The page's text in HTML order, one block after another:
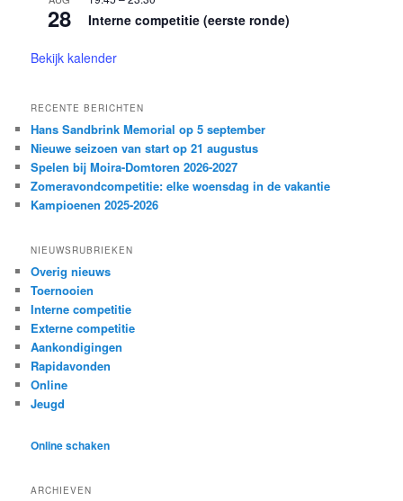
28 Interne competitie (eerste ronde)
Bekijk kalender
RECENTE BERICHTEN
Hans Sandbrink Memorial op 5 september
Nieuwe seizoen van start op 21 augustus
Spelen bij Moira-Domtoren 2026-2027
Zomeravondcompetitie: elke woensdag in de vakantie
Kampioenen 2025-2026
NIEUWSRUBRIEKEN
Overig nieuws
Toernooien
Interne competitie
Externe competitie
Aankondigingen
Rapidavonden
Online
Jeugd
Online schaken
ARCHIEVEN